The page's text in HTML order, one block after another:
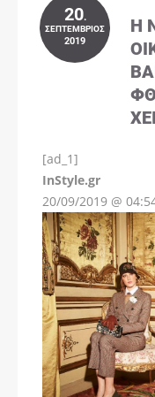
20.
ΣΕΠΤΈΜΒΡΙΟΣ
2019
Η
[ad_1]
InStyle.gr
20/09/2019 @